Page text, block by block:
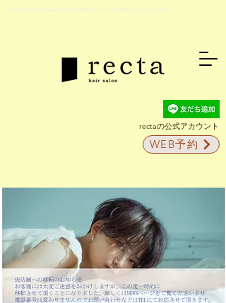
京都伏見稲荷の美容院recta(京阪伏見稲荷駅徒歩5分・JR稲荷駅徒歩2分)駐車場5台完備
rectaの公式アカウント
WEB予約